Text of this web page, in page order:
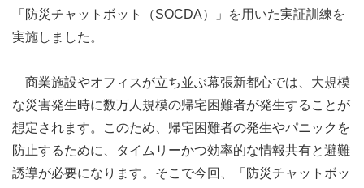
「防災チャットボット（SOCDA）」を用いた実証訓練を
実施しました。
商業施設やオフィスが立ち並ぶ幕張新都心では、大規模
な災害発生時に数万人規模の帰宅困難者が発生することが
想定されます。このため、帰宅困難者の発生やパニックを
防止するために、タイムリーかつ効率的な情報共有と避難
誘導が必要になります。そこで今回、「防災チャットボッ